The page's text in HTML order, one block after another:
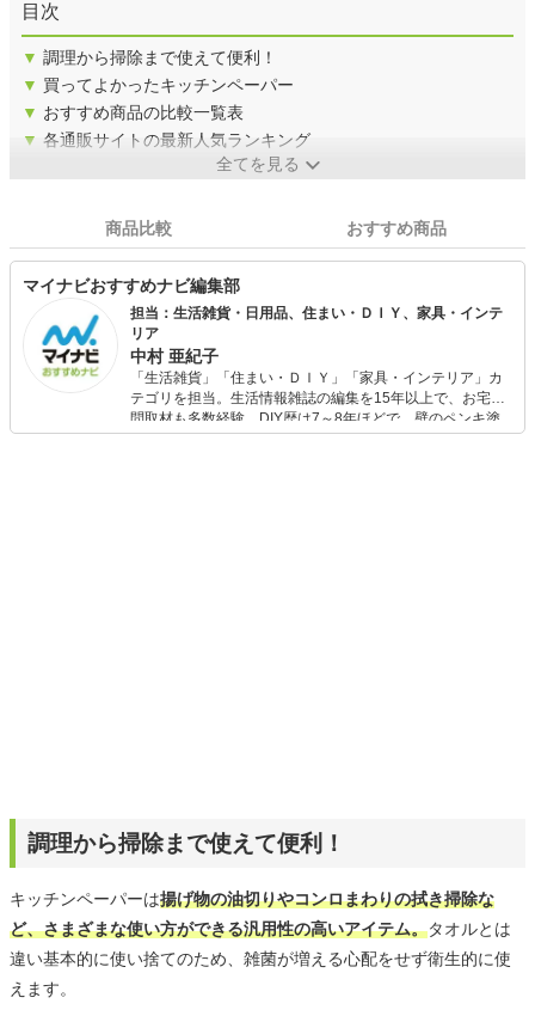
目次
▼ 調理から掃除まで使えて便利！
▼ 買ってよかったキッチンペーパー
▼ おすすめ商品の比較一覧表
▼ 各通販サイトの最新人気ランキング
全てを見る
商品比較 おすすめ商品
マイナビおすすめナビ編集部
担当：生活雑貨・日用品、住まい・ＤＩＹ、家具・インテ
リア
中村 亜紀子
「生活雑貨」「住まい・ＤＩＹ」「家具・インテリア」カ
テゴリを担当。生活情報雑誌の編集を15年以上で、お宅訪
問取材も多数経験。DIY歴は7～8年ほどで、壁のペンキ塗
りや壁紙チェンジなどもチャレンジ済み。初心者でもモノ
調理から掃除まで使えて便利！
キッチンペーパーは揚げ物の油切りやコンロまわりの拭き掃除な
ど、さまざまな使い方ができる汎用性の高いアイテム。タオルとは
違い基本的に使い捨てのため、雑菌が増える心配をせず衛生的に使
えます。